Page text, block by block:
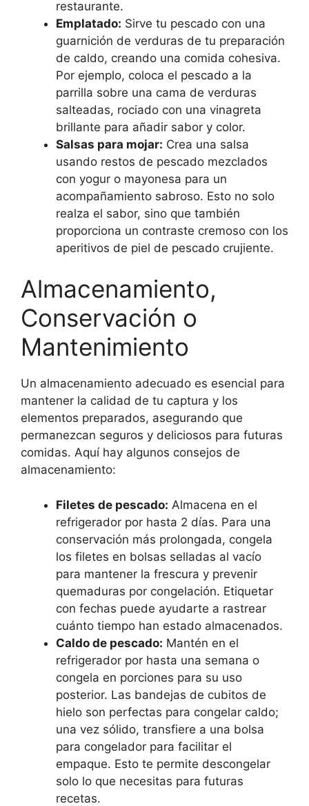
restaurante.
Emplatado: Sirve tu pescado con una
guarnición de verduras de tu preparación
de caldo, creando una comida cohesiva.
Por ejemplo, coloca el pescado a la
parrilla sobre una cama de verduras
salteadas, rociado con una vinagreta
brillante para añadir sabor y color.
Salsas para mojar: Crea una salsa
usando restos de pescado mezclados
con yogur o mayonesa para un
acompañamiento sabroso. Esto no solo
realza el sabor, sino que también
proporciona un contraste cremoso con los
aperitivos de piel de pescado crujiente.
Almacenamiento,
Conservación o
Mantenimiento
Un almacenamiento adecuado es esencial para
mantener la calidad de tu captura y los
elementos preparados, asegurando que
permanezcan seguros y deliciosos para futuras
comidas. Aquí hay algunos consejos de
almacenamiento:
Filetes de pescado: Almacena en el
refrigerador por hasta 2 días. Para una
conservación más prolongada, congela
los filetes en bolsas selladas al vacío
para mantener la frescura y prevenir
quemaduras por congelación. Etiquetar
con fechas puede ayudarte a rastrear
cuánto tiempo han estado almacenados.
Caldo de pescado: Mantén en el
refrigerador por hasta una semana o
congela en porciones para su uso
posterior. Las bandejas de cubitos de
hielo son perfectas para congelar caldo;
una vez sólido, transfiere a una bolsa
para congelador para facilitar el
empaque. Esto te permite descongelar
solo lo que necesitas para futuras
recetas.